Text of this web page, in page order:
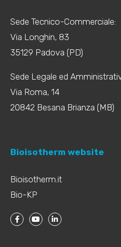
Sede Tecnico-Commerciale:
Via Longhin, 83
35129 Padova (PD)
Sede Legale ed
Via Roma, 14
20842 Besana Brianza (MB)
Bioisotherm website
Bioisotherm.it
Bio-KP